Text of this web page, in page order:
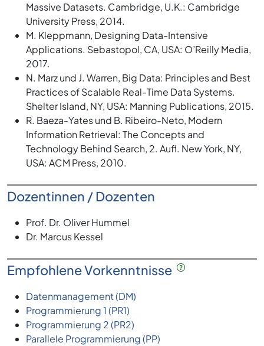
Massive Datasets. Cambridge, U.K.: Cambridge
University Press, 2014.
M. Kleppmann, Designing Data-Intensive
Applications. Sebastopol, CA, USA: O’Reilly Media,
2017.
N. Marz und J. Warren, Big Data: Principles and Best
Practices of Scalable Real-Time Data Systems.
Shelter Island, NY, USA: Manning Publications, 2015.
R. Baeza-Yates und B. Ribeiro-Neto, Modern
Information Retrieval: The Concepts and
Technology Behind Search, 2. Aufl. New York, NY,
USA: ACM Press, 2010.
Dozentinnen / Dozenten
Prof. Dr. Oliver Hummel
Dr. Marcus Kessel
Empfohlene Vorkenntnisse
Datenmanagement (DM)
Programmierung 1 (PR1)
Programmierung 2 (PR2)
Parallele Programmierung (PP)